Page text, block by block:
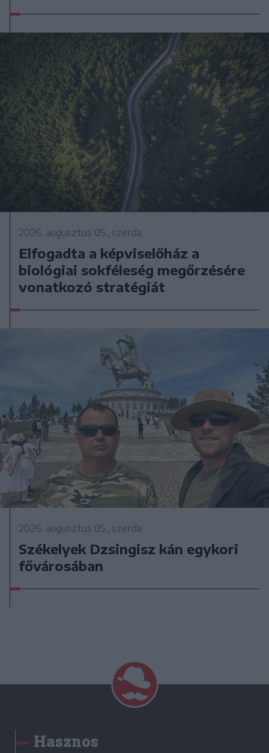
2026. augusztus 05., szerda
Elfogadta a képviselőház a
biológiai sokféleség megőrzésére
vonatkozó stratégiát
2026. augusztus 05., szerda
Székelyek Dzsingisz kán egykori
fővárosában
Hasznos